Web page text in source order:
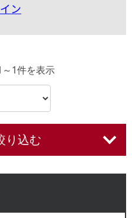
ン
～1件を表示
り込む